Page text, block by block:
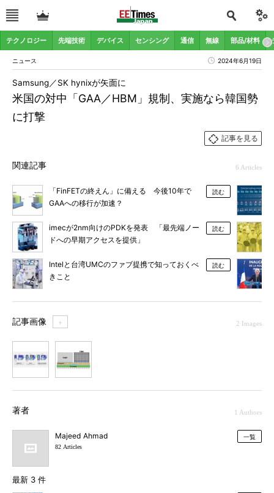
テクノロジー 先端技術 デバイス センシング 通信 無線 部品/材料
ニュース 2024年6月19日
米国の対中「GAA／HBM」規制、実施なら韓国勢
に打撃
Samsung／SK hynixが矢面に
記事を見る
関連記事 6 Articles
「FinFETの終えん」に備える 今後10年で
GAAへの移行が加速？
読む
imecが2nm向けのPDKを発表 「最先端ノー
ドへの早期アクセスを提供」
読む
Intelと台湾UMCのファブ提携で知っておくべ
きこと
読む
記事画像 ＋ 2 Images
著者 1 Authors
Majeed Ahmad
82 Articles
一覧
最新 3 件